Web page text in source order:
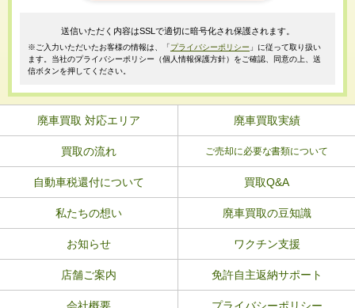
送信いただく内容はSSLで適切に暗号化され保護されます。
※ご入力いただいたお客様の情報は、「プライバシーポリシー 」に従って取り扱い
ます。当社のプライバシーポリシー（個人情報保護方針）をご確認、同意の上、送
信ボタンを押してください。
廃車買取 対応エリア 廃車買取実績
買取の流れ ご売却に必要な書類について
自動車税還付について 買取Q&A
私たちの想い 廃車買取の豆知識
お知らせ ワクチン支援
店舗ご案内 免許自主返納サポート